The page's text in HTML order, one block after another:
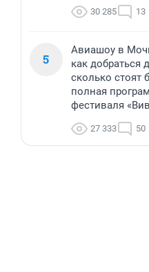
30 285 13
5
Авиашоу в
как добраться
сколько стоят
полная
фестиваля
27 333 50